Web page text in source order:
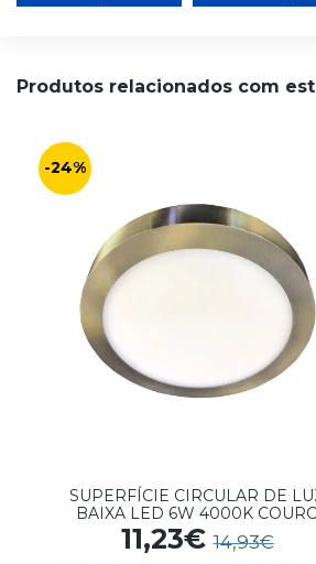
Produtos relacionados com
-24%
SUPERFÍCIE CIRCULAR DE
BAIXA LED 6W 4000K
11,23€14,93€